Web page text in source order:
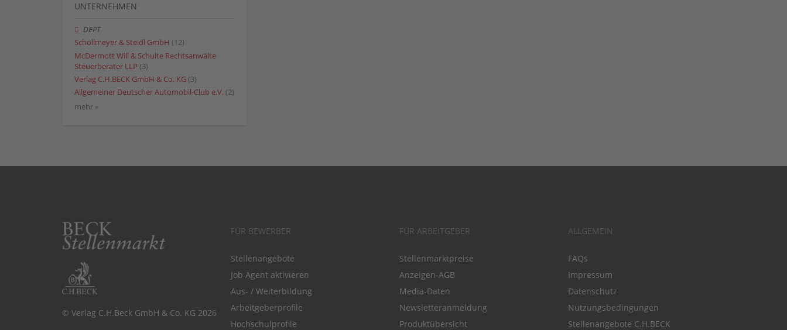
UNTERNEHMEN
DEPT
Schollmeyer & Steidl GmbH (12)
McDermott Will & Schulte Rechtsanwälte
Steuerberater LLP (3)
Verlag C.H.BECK GmbH & Co. KG (3)
Allgemeiner Deutscher Automobil-Club e.V. (2)
mehr »
© Verlag C.H.Beck GmbH & Co. KG 2026
FÜR BEWERBER
Stellenangebote
Job Agent aktivieren
Aus- / Weiterbildung
Arbeitgeberprofile
Hochschulprofile
FÜR ARBEITGEBER
Stellenmarktpreise
Anzeigen-AGB
Media-Daten
Newsletteranmeldung
Produktübersicht
ALLGEMEIN
FAQs
Impressum
Datenschutz
Nutzungsbedingungen
Stellenangebote C.H.BECK